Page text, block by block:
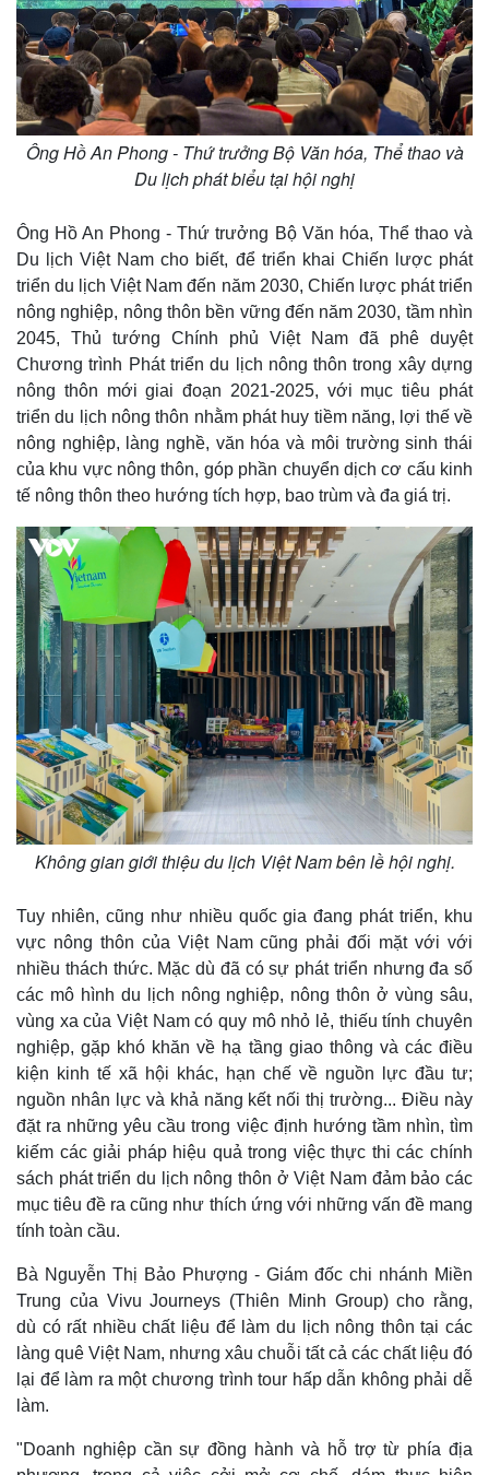
Kinh tế
Bất động sản
Khởi nghiệp
Thị trường
Giá vàng
Tiêu dùng
Tỷ giá
Chứng khoán
Giá cà phê
Ông Hồ An Phong - Thứ trưởng Bộ Văn hóa, Thể thao và
Du lịch phát biểu tại hội nghị
Ông Hồ An Phong - Thứ trưởng Bộ Văn hóa, Thể thao và
Du lịch Việt Nam cho biết, để triển khai Chiến lược phát
triển du lịch Việt Nam đến năm 2030, Chiến lược phát triển
nông nghiệp, nông thôn bền vững đến năm 2030, tầm nhìn
2045, Thủ tướng Chính phủ Việt Nam đã phê duyệt
Chương trình Phát triển du lịch nông thôn trong xây dựng
nông thôn mới giai đoạn 2021-2025, với mục tiêu phát
triển du lịch nông thôn nhằm phát huy tiềm năng, lợi thế về
nông nghiệp, làng nghề, văn hóa và môi trường sinh thái
của khu vực nông thôn, góp phần chuyển dịch cơ cấu kinh
tế nông thôn theo hướng tích hợp, bao trùm và đa giá trị.
Không gian giới thiệu du lịch Việt Nam bên lề hội nghị.
Tuy nhiên, cũng như nhiều quốc gia đang phát triển, khu
vực nông thôn của Việt Nam cũng phải đối mặt với với
nhiều thách thức. Mặc dù đã có sự phát triển nhưng đa số
các mô hình du lịch nông nghiệp, nông thôn ở vùng sâu,
vùng xa của Việt Nam có quy mô nhỏ lẻ, thiếu tính chuyên
nghiệp, gặp khó khăn về hạ tầng giao thông và các điều
kiện kinh tế xã hội khác, hạn chế về nguồn lực đầu tư;
nguồn nhân lực và khả năng kết nối thị trường... Điều này
đặt ra những yêu cầu trong việc định hướng tầm nhìn, tìm
kiếm các giải pháp hiệu quả trong việc thực thi các chính
sách phát triển du lịch nông thôn ở Việt Nam đảm bảo các
mục tiêu đề ra cũng như thích ứng với những vấn đề mang
tính toàn cầu.
Bà Nguyễn Thị Bảo Phượng - Giám đốc chi nhánh Miền
Trung của Vivu Journeys (Thiên Minh Group) cho rằng,
dù có rất nhiều chất liệu để làm du lịch nông thôn tại các
làng quê Việt Nam, nhưng xâu chuỗi tất cả các chất liệu đó
lại để làm ra một chương trình tour hấp dẫn không phải dễ
làm.
"Doanh nghiệp cần sự đồng hành và hỗ trợ từ phía địa